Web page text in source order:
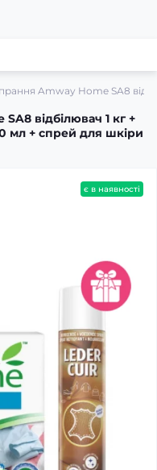
Amway Home SA8
відбілювач 1 кг +
мл + спрей для шкіри
є в наявності